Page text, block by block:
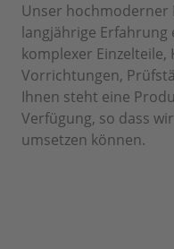
Unser hochmoderner
langjährige
komplexer
Vorrichtungen,
Ihnen steht eine
Verfügung, so dass
umsetzen können.